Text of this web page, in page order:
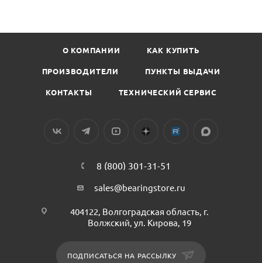
О КОМПАНИИ КАК КУПИТЬ
ПРОИЗВОДИТЕЛИ ПУНКТЫ ВЫДАЧИ
КОНТАКТЫ ТЕХНИЧЕСКИЙ СЕРВИС
8 (800) 301-31-51
sales@bearingstore.ru
404122, Волгоградская область, г.
Волжский, ул. Кирова, 19
ПОДПИСАТЬСЯ НА РАССЫЛКУ